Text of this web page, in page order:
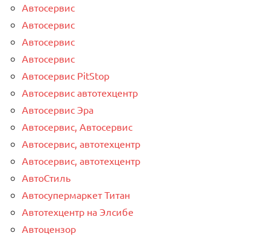
Автосервис
Автосервис
Автосервис
Автосервис
Автосервис PitStop
Автосервис автотехцентр
Автосервис Эра
Автосервис, Автосервис
Автосервис, автотехцентр
Автосервис, автотехцентр
АвтоСтиль
Автосупермаркет Титан
Автотехцентр на Элсибе
Автоцензор